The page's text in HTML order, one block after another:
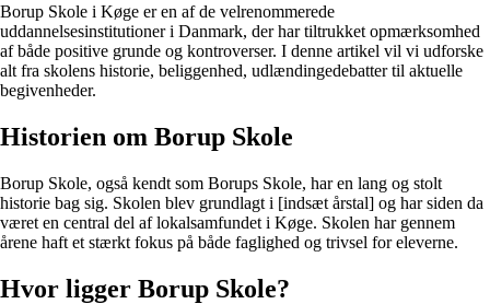
Borup Skole i Køge er en af de velrenommerede
uddannelsesinstitutioner i Danmark, der har tiltrukket opmærksomhed
af både positive grunde og kontroverser. I denne artikel vil vi udforske
alt fra skolens historie, beliggenhed, udlændingedebatter til aktuelle
begivenheder.
Historien om Borup Skole
Borup Skole, også kendt som Borups Skole, har en lang og stolt
historie bag sig. Skolen blev grundlagt i [indsæt årstal] og har siden da
været en central del af lokalsamfundet i Køge. Skolen har gennem
årene haft et stærkt fokus på både faglighed og trivsel for eleverne.
Hvor ligger Borup Skole?